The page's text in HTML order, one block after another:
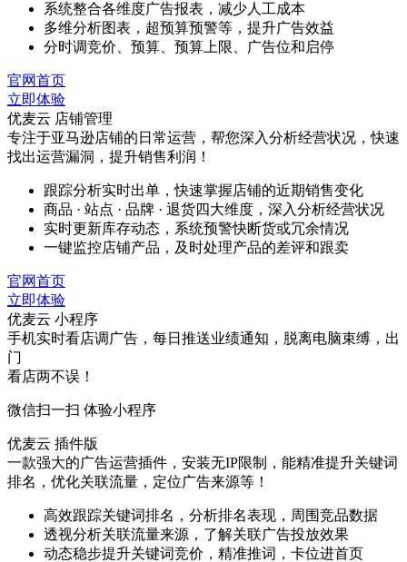
系统整合各维度广告报表，减少人工成本
多维分析图表，超预算预警等，提升广告效益
分时调竞价、预算、预算上限、广告位和启停
官网首页
立即体验
优麦云 店铺管理
专注于亚马逊店铺的日常运营，帮您深入分析经营状况，快速
找出运营漏洞，提升销售利润！
跟踪分析实时出单，快速掌握店铺的近期销售变化
商品 · 站点 · 品牌 · 退货四大维度，深入分析经营状况
实时更新库存动态，系统预警快断货或冗余情况
一键监控店铺产品，及时处理产品的差评和跟卖
官网首页
立即体验
优麦云 小程序
手机实时看店调广告，每日推送业绩通知，脱离电脑束缚，出
门
看店两不误！
微信扫一扫 体验小程序
优麦云 插件版
一款强大的广告运营插件，安装无IP限制，能精准提升关键词
排名，优化关联流量，定位广告来源等！
高效跟踪关键词排名，分析排名表现，周围竞品数据
透视分析关联流量来源，了解关联广告投放效果
动态稳步提升关键词竞价，精准推词，卡位进首页